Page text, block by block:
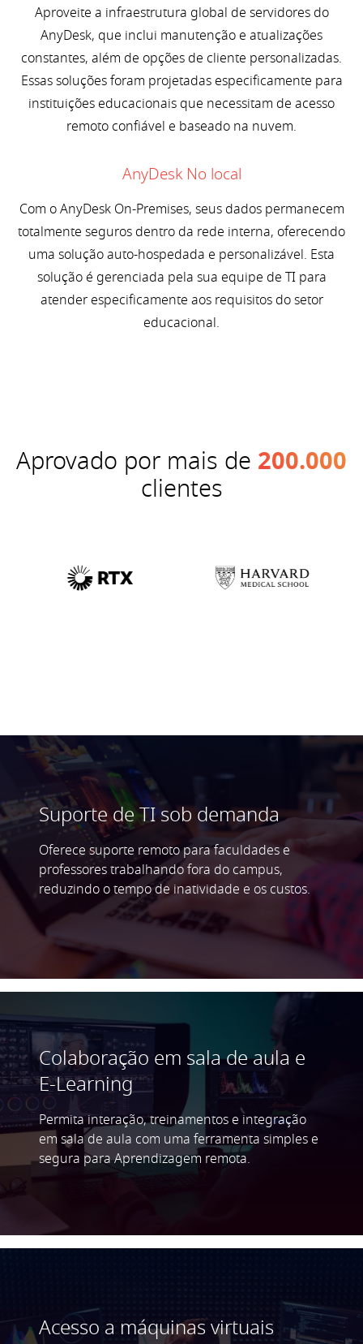
Aproveite a infraestrutura global de servidores do
AnyDesk, que inclui manutenção e atualizações
constantes, além de opções de cliente personalizadas.
Essas soluções foram projetadas especificamente para
instituições educacionais que necessitam de acesso
remoto confiável e baseado na nuvem.
AnyDesk No local
Com o AnyDesk On-Premises, seus dados permanecem
totalmente seguros dentro da rede interna, oferecendo
uma solução auto-hospedada e personalizável. Esta
solução é gerenciada pela sua equipe de TI para
atender especificamente aos requisitos do setor
educacional.
Aprovado por mais de 200.000
clientes
Suporte de TI sob demanda
Oferece suporte remoto para faculdades e
professores trabalhando fora do campus,
reduzindo o tempo de inatividade e os custos.
Colaboração em sala de aula e
E-Learning
Permita interação, treinamentos e integração
em sala de aula com uma ferramenta simples e
segura para Aprendizagem remota.
Acesso a máquinas virtuais